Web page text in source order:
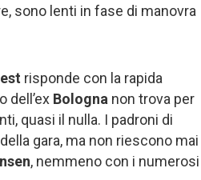
sono lenti in fase di manovra
risponde con la rapida
dell’ex Bologna non trova per
quasi il nulla. I padroni di
gara, ma non riescono mai
, nemmeno con i numerosi